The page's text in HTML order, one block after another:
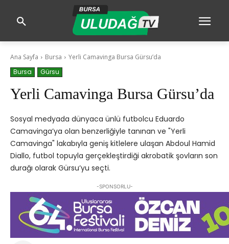
Ana Sayfa Bursa
Yerli Camavinga Bursa Gürsu’da
Bursa
Gürsu
Yerli Camavinga Bursa Gürsu’da
Sosyal medyada dünyaca ünlü futbolcu Eduardo
Camavinga’ya olan benzerliğiyle tanınan ve "Yerli
Camavinga" lakabıyla geniş kitlelere ulaşan Abdoul Hamid
Diallo, futbol topuyla gerçekleştirdiği akrobatik şovların son
durağı olarak Gürsu’yu seçti.
-SPONSORLU-